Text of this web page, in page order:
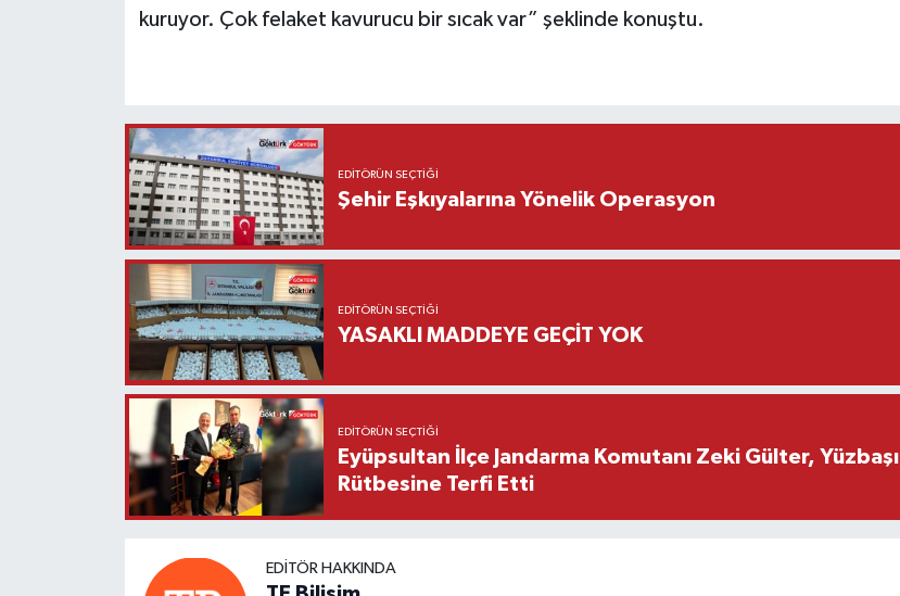
kuruyor. Çok felaket kavurucu bir sıcak var” şeklinde konuştu.
EDITÖRÜN SEÇTIĞI
Şehir Eşkıyalarına Yönelik Operasyon
EDITÖRÜN SEÇTIĞI
YASAKLI MADDEYE GEÇİT YOK
EDITÖRÜN SEÇTIĞI
Eyüpsultan İlçe Jandarma Komutanı Zeki Gülter, Yüzbaşı
Rütbesine Terfi Etti
EDITÖR HAKKINDA